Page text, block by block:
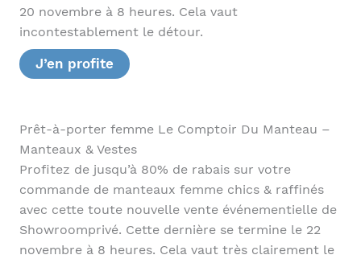
20 novembre à 8 heures. Cela vaut
incontestablement le détour.
J’en profite
Prêt-à-porter femme Le Comptoir Du Manteau –
Manteaux & Vestes
Profitez de jusqu’à 80% de rabais sur votre
commande de manteaux femme chics & raffinés
avec cette toute nouvelle vente événementielle de
Showroomprivé. Cette dernière se termine le 22
novembre à 8 heures. Cela vaut très clairement le